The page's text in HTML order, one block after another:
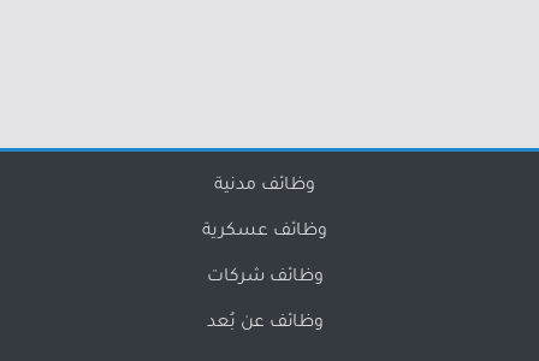
وظائف مدنية
وظائف عسكرية
وظائف شركات
وظائف عن بُعد